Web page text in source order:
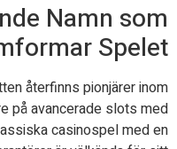
Namn som
Spelet
återfinns pionjärer inom
på avancerade slots med
casinospel med en